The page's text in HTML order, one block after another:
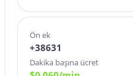
Ön ek
+38631
Dakika başına ücret